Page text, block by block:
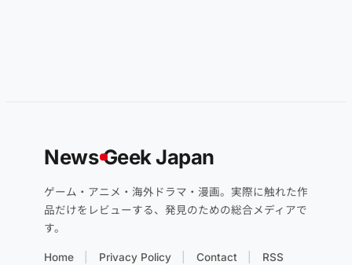
NewsGeek Japan
ゲーム・アニメ・海外ドラマ・漫画。実際に触れた作
品だけをレビューする、発見のための総合メディアで
す。
Home Privacy Policy Contact RSS